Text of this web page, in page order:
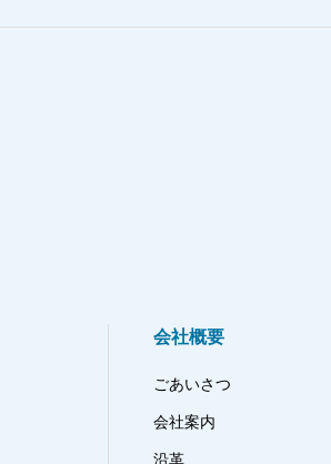
会社概要
ごあいさつ
会社案内
沿革